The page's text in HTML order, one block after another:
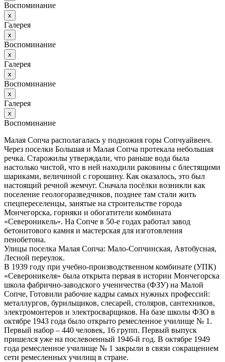
Воспоминание
х
Галерея
х
Воспоминание
х
Галерея
х
Воспоминание
х
Галерея
х
Воспоминание
Малая Сопча располагалась у подножия горы Сопчуайвенч.
Через поселки Большая и Малая Сопча протекала небольшая
речка. Старожилы утверждали, что раньше вода была
настолько чистой, что в ней находили раковины с блестящими
шариками, величиной с горошину. Как оказалось, это был
настоящий речной жемчуг. Сначала посёлки возникли как
поселение геологоразведчиков, позднее там стали жить
спецпереселенцы, занятые на строительстве города
Мончегорска, горняки и обогатители комбината
«Североникель». На Сопче в 50-е годах работал завод
бетонитового камня и мастерская для изготовления
пенобетона.
Улицы поселка Малая Сопча: Мало-Сопчинская, Автобусная,
Лесной переулок.
В 1939 году при учебно-производственном комбинате (УПК)
«Североникеля» была открыта первая в истории Мончегорска
школа фабрично-заводского ученичества (ФЗУ) на Малой
Сопче, Готовили рабочие кадры самых нужных профессий:
металлургов, бурильщиков, слесарей, столяров, сантехников,
электромонтеров и электросварщиков. На базе школы ФЗО в
октябре 1943 года было открыто ремесленное училище № 1.
Первый набор – 440 человек, 16 групп. Первый выпуск
пришелся уже на послевоенный 1946-й год. В октябре 1949
года ремесленное училище № 1 закрыли в связи сокращением
сети ремесленных училищ в стране.